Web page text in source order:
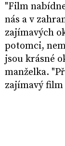
"Film
nás a v
zajímavých
potomci,
jsou krásné
manželka.
zajímavý